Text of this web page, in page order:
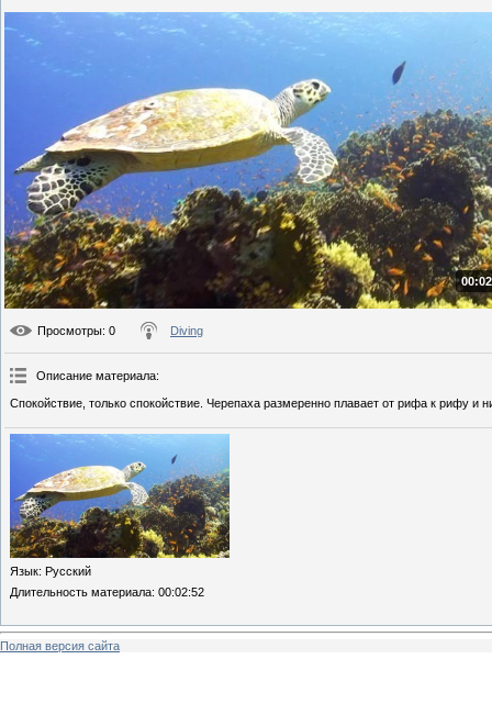
Просмотры: 0 Diving
Описание материала:
Спокойствие, только спокойствие. Черепаха размеренно плавает от рифа к рифу и
Язык: Русский
Длительность материала: 00:02:52
Полная версия сайта